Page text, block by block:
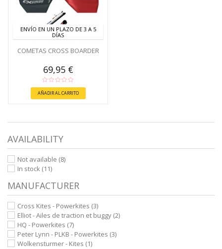
ENVÍO EN UN PLAZO DE 3 A 5
DÍAS
COMETAS CROSS BOARDER
69,95 €
AÑADIR AL CARRITO
AVAILABILITY
Not available (8)
In stock (11)
MANUFACTURER
Cross Kites - Powerkites (3)
Elliot - Ailes de traction et buggy (2)
HQ - Powerkites (7)
Peter Lynn - PLKB - Powerkites (3)
Wolkensturmer - Kites (1)